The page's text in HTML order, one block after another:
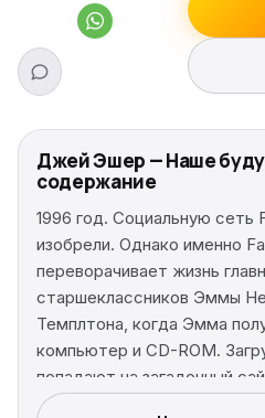
Джей Эшер — Наше
содержание
1996 год. Cоциальную
изобрели. Однако именно
переворачивает жизнь
старшеклассников Эммы
Темплтона, когда Эмма
компьютер и CD-ROM.
попадают на загадочный
профили взрослых Эммы